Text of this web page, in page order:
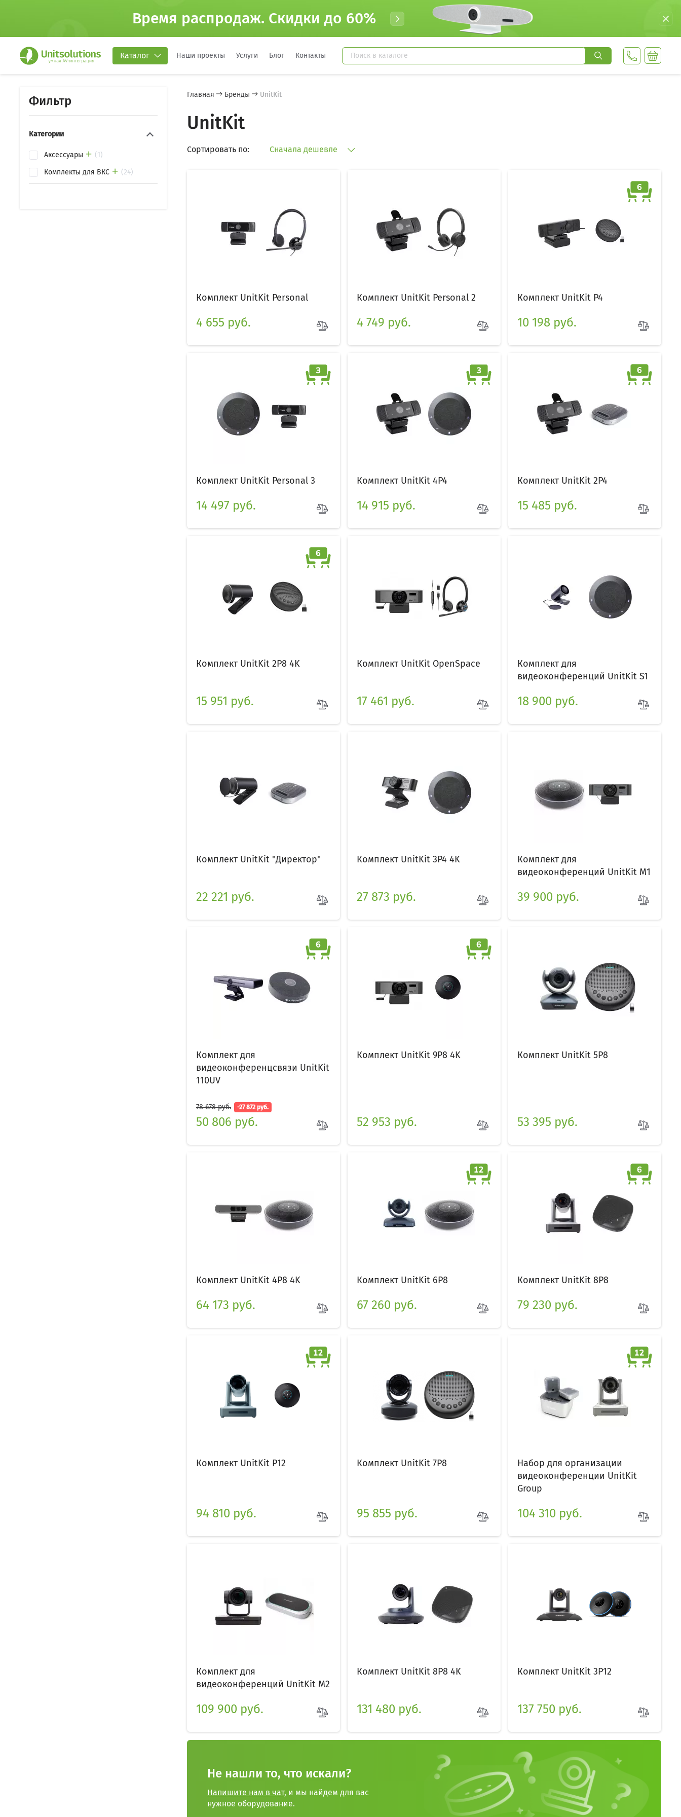
Время распродаж. Cкидки до 60%
Каталог Наши проекты Услуги Блог Контакты
Фильтр
Категории
Аксессуары
1
Комплекты для ВКС
24
Главная Бренды UnitKit
UnitKit
Сортировать по: Сначала дешевле
Комплект UnitKit Personal
4 655 руб.
Комплект UnitKit Personal 2
4 749 руб.
Комплект UnitKit P4
10 198 руб.
Комплект UnitKit Personal 3
14 497 руб.
Комплект UnitKit 4P4
14 915 руб.
Комплект UnitKit 2P4
15 485 руб.
Комплект UnitKit 2P8 4K
15 951 руб.
Комплект UnitKit OpenSpace
17 461 руб.
Комплект для
видеоконференций UnitKit S1
18 900 руб.
Комплект UnitKit "Директор"
22 221 руб.
Комплект UnitKit 3P4 4K
27 873 руб.
Комплект для
видеоконференций UnitKit M1
39 900 руб.
Комплект для
видеоконференцсвязи UnitKit
110UV
78 678 руб. -27 872 руб.
50 806 руб.
Комплект UnitKit 9P8 4K
52 953 руб.
Комплект UnitKit 5P8
53 395 руб.
Комплект UnitKit 4P8 4K
64 173 руб.
Комплект UnitKit 6P8
67 260 руб.
Комплект UnitKit 8P8
79 230 руб.
Комплект UnitKit P12
94 810 руб.
Комплект UnitKit 7P8
95 855 руб.
Набор для организации
видеоконференции UnitKit
Group
104 310 руб.
Комплект для
видеоконференций UnitKit M2
109 900 руб.
Комплект UnitKit 8P8 4K
131 480 руб.
Комплект UnitKit 3P12
137 750 руб.
Не нашли то, что искали?
Напишите нам в чат, и мы найдем для вас
нужное оборудование.